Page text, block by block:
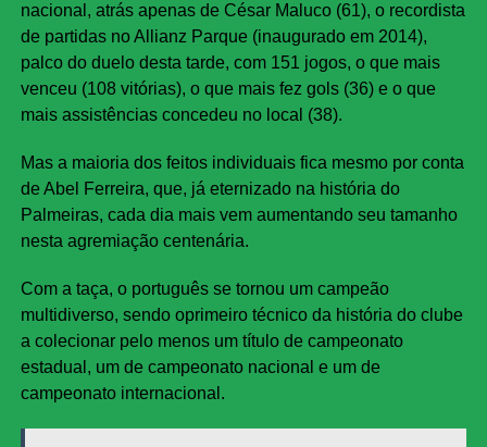
nacional, atrás apenas de César Maluco (61), o recordista
de partidas no Allianz Parque (inaugurado em 2014),
palco do duelo desta tarde, com 151 jogos, o que mais
venceu (108 vitórias), o que mais fez gols (36) e o que
mais assistências concedeu no local (38).
Mas a maioria dos feitos individuais fica mesmo por conta
de Abel Ferreira, que, já eternizado na história do
Palmeiras, cada dia mais vem aumentando seu tamanho
nesta agremiação centenária.
Com a taça, o português se tornou um campeão
multidiverso, sendo oprimeiro técnico da história do clube
a colecionar pelo menos um título de campeonato
estadual, um de campeonato nacional e um de
campeonato internacional.